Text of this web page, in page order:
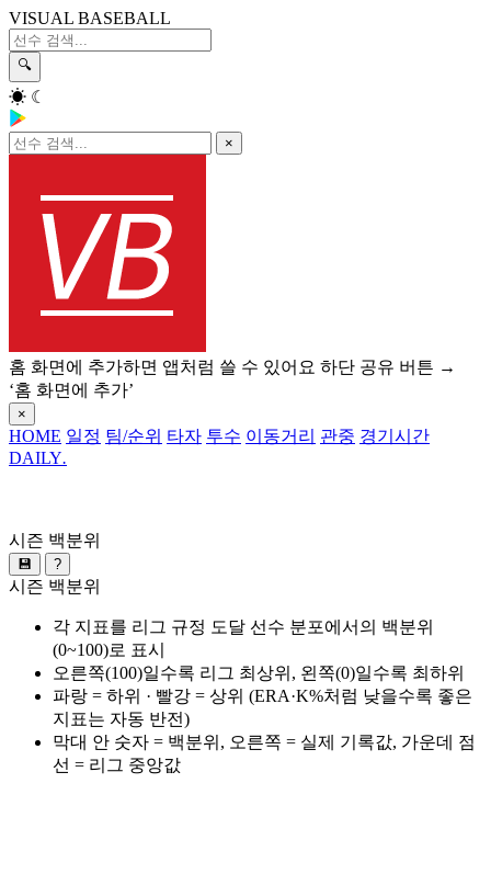
VISUAL BASEBALL
🔍
☀ ☾
×
홈 화면에 추가하면 앱처럼 쓸 수 있어요 하단 공유 버튼 →
‘홈 화면에 추가’
×
HOME 일정 팀/순위 타자 투수 이동거리 관중 경기시간
DAILY.
시즌 백분위
💾 ?
시즌 백분위
각 지표를 리그 규정 도달 선수 분포에서의 백분위
(0~100)로 표시
오른쪽(100)일수록 리그 최상위, 왼쪽(0)일수록 최하위
파랑 = 하위 · 빨강 = 상위 (ERA·K%처럼 낮을수록 좋은
지표는 자동 반전)
막대 안 숫자 = 백분위, 오른쪽 = 실제 기록값, 가운데 점
선 = 리그 중앙값